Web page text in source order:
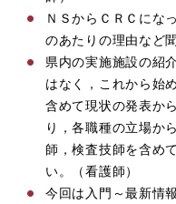
ＮＳからＣＲＣにな
のあたりの理由など
県内の実施施設の紹
はなく，これから始
含めて現状の発表か
り，各職種の立場か
師，検査技師を含め
い。（看護師）
今回は入門～最新情